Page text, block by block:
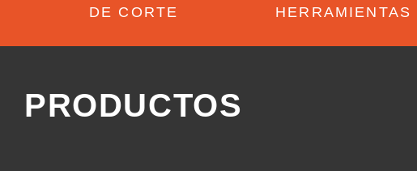
DE CORTE
HERRAMIENTAS
PRODUCTOS